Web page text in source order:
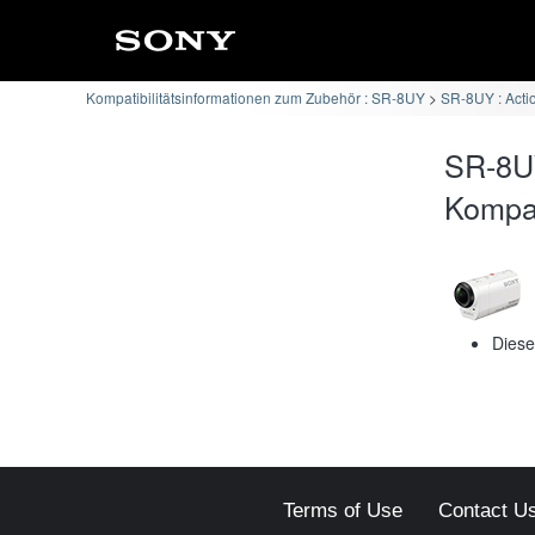
Kompatibilitätsinformationen zum Zubehör : SR-8UY SR-8UY :
SR-
Terms of Use Contact